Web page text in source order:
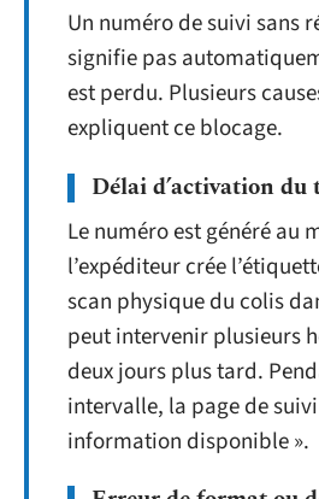
Un numéro de suivi sans
signifie pas
est perdu. Plusieurs
expliquent ce blocage.
Délai d’activation
Le numéro est généré au
l’expéditeur crée
scan physique du colis
peut intervenir plusieurs
deux jours plus tard.
intervalle, la page de
information disponible ».